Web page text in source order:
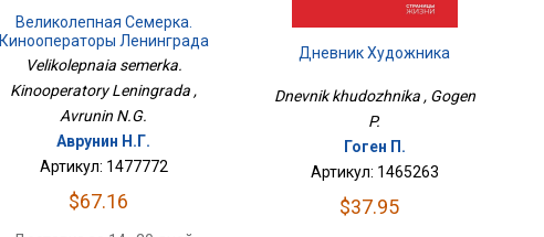
Великолепная Семерка.
Кинооператоры Ленинграда
Velikolepnaia semerka.
Kinooperatory Leningrada ,
Avrunin N.G.
Аврунин Н.Г.
Артикул: 1477772
$67.16
Дневник Художника
Dnevnik khudozhnika , Gogen
P.
Гоген П.
Артикул: 1465263
$37.95